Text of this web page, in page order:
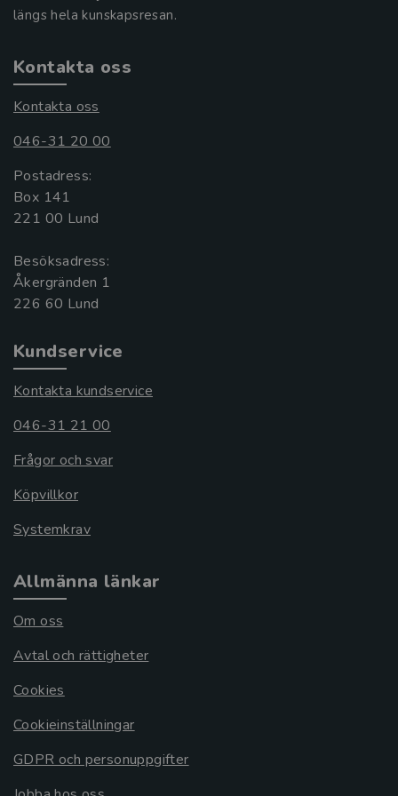
längs hela kunskapsresan.
Kontakta oss
Kontakta oss
046-31 20 00
Postadress:
Box 141
221 00 Lund
Besöksadress:
Åkergränden 1
Kundservice
Kontakta kundservice
046-31 21 00
Frågor och svar
Köpvillkor
Systemkrav
Allmänna länkar
Om oss
Avtal och rättigheter
Cookies
Cookieinställningar
GDPR och personuppgifter